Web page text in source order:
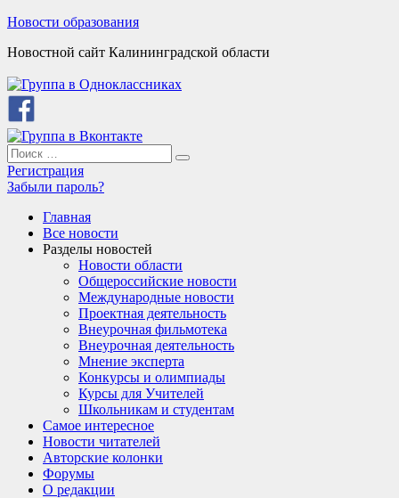
Skip
content
Новости образования
Новостной сайт Калининградской области
Search
for:
Search
Регистрация
Забыли пароль?
Главная
Все новости
Разделы новостей
Новости области
Общероссийские новости
Международные новости
Проектная деятельность
Внеурочная фильмотека
Внеурочная деятельность
Мнение эксперта
Конкурсы и олимпиады
Курсы для Учителей
Школьникам и студентам
Самое интересное
Новости читателей
Авторские колонки
Форумы
О редакции